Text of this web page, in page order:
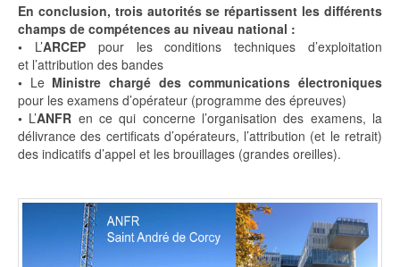
En conclusion, trois autorités se répartissent les différents
champs de compétences au niveau national :
• L’ARCEPpour les conditions techniques d’exploitation
et l’attribution des bandes
• Le Ministre chargé des communications électroniques
pour les examens d’opérateur (programme des épreuves)
• L’ANFR en ce qui concerne l’organisation des examens, la
délivrance des certificats d’opérateurs, l’attribution (et le retrait)
des indicatifs d’appel et les brouillages (grandes oreilles).